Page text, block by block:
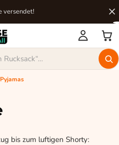
versendet!
Pyjamas
bis zum luftigen Shorty: